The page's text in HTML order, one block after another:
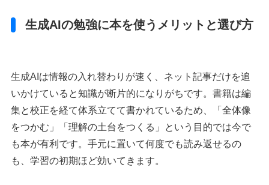
生成AIの勉強に本を使うメリットと選び方
生成AIは情報の入れ替わりが速く、ネット記事だけを追
いかけていると知識が断片的になりがちです。書籍は編
集と校正を経て体系立てて書かれているため、「全体像
をつかむ」「理解の土台をつくる」という目的では今で
も本が有利です。手元に置いて何度でも読み返せるの
も、学習の初期ほど効いてきます。